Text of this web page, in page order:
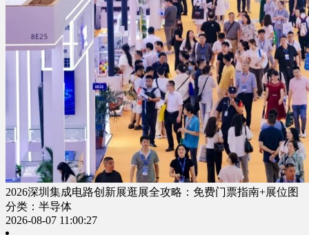
2026深圳集成电路创新展逛展全攻略：免费门票指南+展位图
分类：半导体
2026-08-07 11:00:27